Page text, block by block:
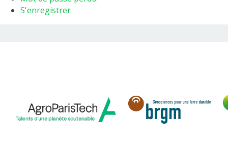
S'enregistrer